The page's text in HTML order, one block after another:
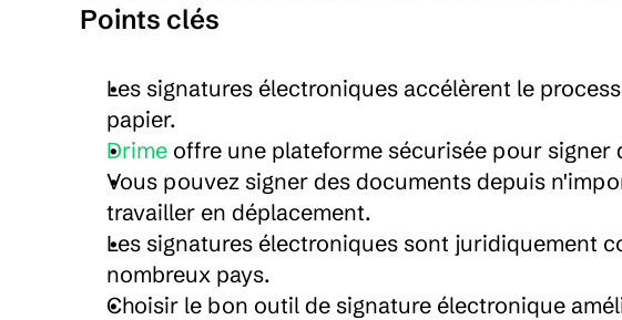
Points clés
Les signatures électroniques accélèrent le
papier.
Drime offre une plateforme sécurisée pour
Vous pouvez signer des documents depuis
travailler en déplacement.
Les signatures électroniques sont juridiquement
nombreux pays.
Choisir le bon outil de signature électronique